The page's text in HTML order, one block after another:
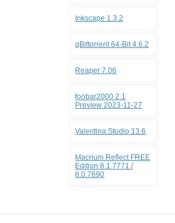
Inkscape 1.3.2
qBittorrent 64-Bit 4.6.2
Reaper 7.06
foobar2000 2.1
Preview 2023-11-27
Valentina Studio 13.6
Macrium Reflect FREE
Edition 8.1.7771 /
8.0.7690